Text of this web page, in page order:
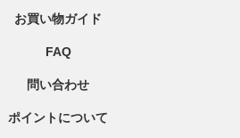
お買い物ガイド
FAQ
問い合わせ
ポイントについて